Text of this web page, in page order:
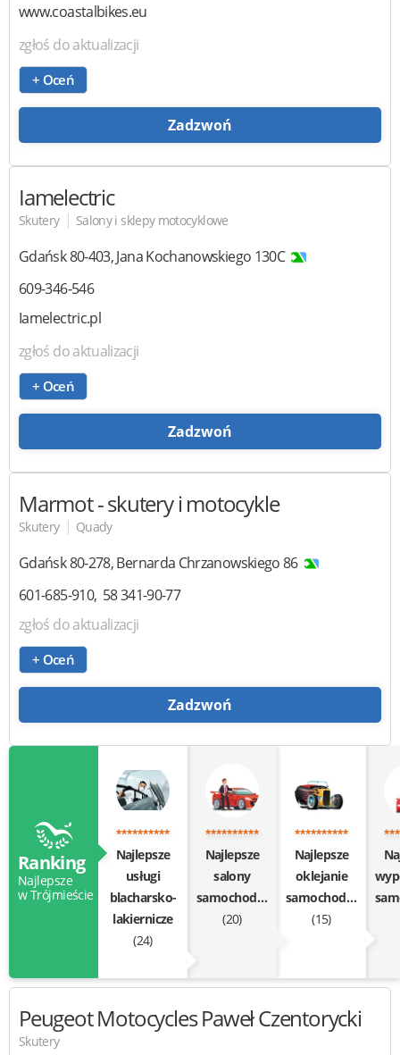
www.coastalbikes.eu
zgłoś do aktualizacji
+ Oceń
Zadzwoń
Iamelectric
Skutery | Salony i sklepy motocyklowe
Gdańsk80-403,Jana Kochanowskiego 130C
609-346-546
Iamelectric.pl
zgłoś do aktualizacji
+ Oceń
Zadzwoń
Marmot- skutery i motocykle
Skutery | Quady
Gdańsk80-278,Bernarda Chrzanowskiego 86
601-685-910 58 341-90-77
zgłoś do aktualizacji
+ Oceń
Zadzwoń
Ranking
Najlepsze
w Trójmieście
Najlepsze
usługi
blacharsko-
lakiernicze
(24)
Najlepsze
salony
samochodowe
(20)
Najlepsze
oklejanie
samochodów
(15)
Peugeot MotocyclesPaweł Czentorycki
Skutery